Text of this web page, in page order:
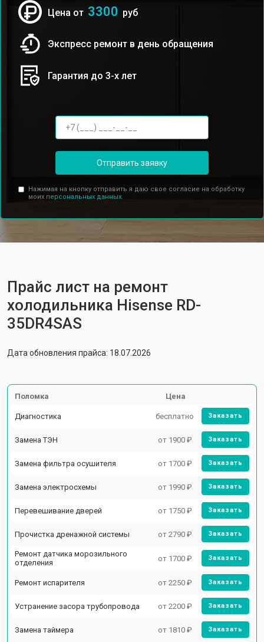
Цена от 3300 руб
Экспресс ремонт в день обращения
Гарантия до 3-х лет
Отправить заявку
Нажимая на кнопку отправить я даю свое согласие на обработку
моих персональных данных.
Прайс лист на ремонт
холодильника Hisense RD-
35DR4SAS
Дата обновления прайса: 18.07.2026
Поломка Цена
Диагностика бесплатно Заказать
Замена ТЭН от 1900 ₽ Заказать
Замена фильтра осушителя от 1700 ₽ Заказать
Замена электросхемы от 1990 ₽ Заказать
Перевешивание дверей от 1750 ₽ Заказать
Прочистка дренажной системы от 2790 ₽ Заказать
Ремонт датчика морозильного
отделения
от 1700 ₽ Заказать
Ремонт испарителя от 2250 ₽ Заказать
Устранение засора трубопровода от 2200 ₽ Заказать
Замена таймера от 1810 ₽ Заказать